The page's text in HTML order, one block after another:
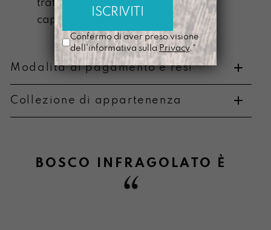
trattienere parole e schizzi con
capacità di ascolto
Modalità di pagamento e resi
Collezione di appartenenza
BOSCO INFRAGOLATO È
Confermo di aver preso visione
dell'informativa sulla Privacy.*